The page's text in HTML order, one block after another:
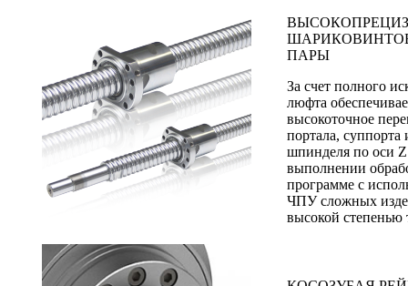
ПАРЫ
За счет полного
люфта
высокоточное
портала, суппорта
шпинделя по оси
выполнении
программе с
ЧПУ сложных
высокой степенью